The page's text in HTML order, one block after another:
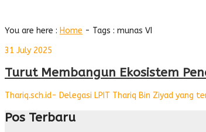
You are here : Home - Tags : munas VI
31 July 2025
Turut Membangun Ekosistem
Thariq.sch.id- Delegasi LPIT Thariq Bin Ziyad yang
Pos Terbaru